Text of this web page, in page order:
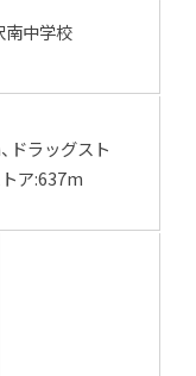
南中学校
ドラッグスト
ア:637m